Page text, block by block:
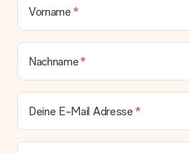
bleibt eine echte Überraschung!
Vorname
Nachname
Deine E-Mail Adresse